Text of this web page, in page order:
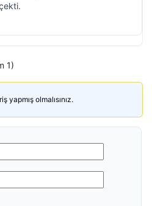
1)
yapmış olmalısınız.